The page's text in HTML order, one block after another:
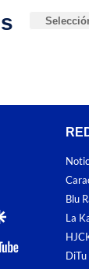
google
youtube-
Blu
La
DiTu